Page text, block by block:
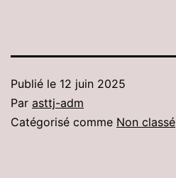
Publié le 12 juin 2025
Par asttj-adm
Catégorisé comme Non classé